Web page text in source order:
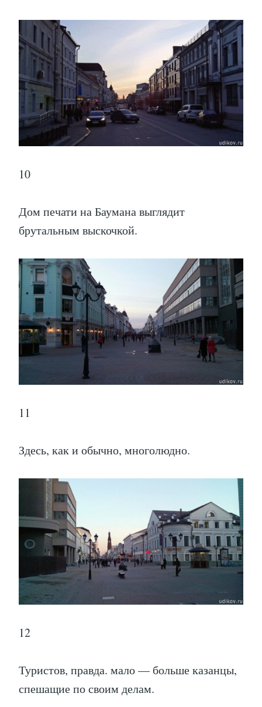
10
Дом печати на Баумана выглядит
брутальным выскочкой.
11
Здесь, как и обычно, многолюдно.
12
Туристов, правда. мало — больше казанцы,
спешащие по своим делам.